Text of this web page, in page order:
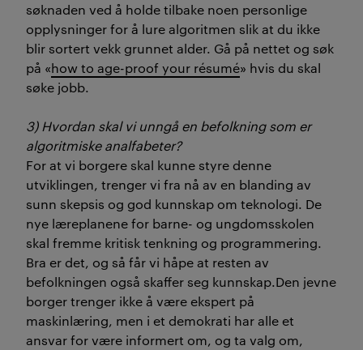
søknaden ved å holde tilbake noen personlige
opplysninger for å lure algoritmen slik at du ikke
blir sortert vekk grunnet alder. Gå på nettet og søk
på «how to age-proof your résumé» hvis du skal
søke jobb.
3) Hvordan skal vi unngå en befolkning som er
algoritmiske analfabeter?
For at vi borgere skal kunne styre denne
utviklingen, trenger vi fra nå av en blanding av
sunn skepsis og god kunnskap om teknologi. De
nye læreplanene for barne- og ungdomsskolen
skal fremme kritisk tenkning og programmering.
Bra er det, og så får vi håpe at resten av
befolkningen også skaffer seg kunnskap.Den jevne
borger trenger ikke å være ekspert på
maskinlæring, men i et demokrati har alle et
ansvar for være informert om, og ta valg om,